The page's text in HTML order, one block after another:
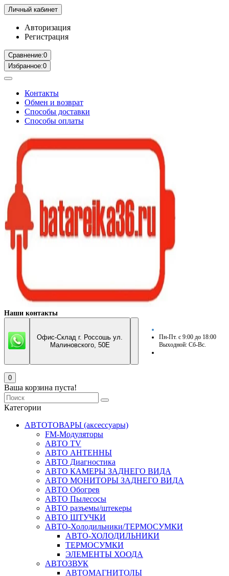
Личный кабинет
Авторизация
Регистрация
Сравнение:0
Избранное:0
Контакты
Обмен и возврат
Способы доставки
Способы оплаты
Наши контакты
Офис-Склад г. Россошь ул.
Малиновского, 50Е
Пн-Пт. с 9:00 до 18:00
Выходной: Сб-Вс.
0
Ваша корзина пуста!
Категории
АВТОТОВАРЫ (аксессуары)
FM-Модуляторы
АВТО TV
АВТО АНТЕННЫ
АВТО Диагностика
АВТО КАМЕРЫ ЗАДНЕГО ВИДА
АВТО МОНИТОРЫ ЗАДНЕГО ВИДА
АВТО Обогрев
АВТО Пылесосы
АВТО разъемы/штекеры
АВТО ШТУЧКИ
АВТО-Холодильники/ТЕРМОСУМКИ
АВТО-ХОЛОДИЛЬНИКИ
ТЕРМОСУМКИ
ЭЛЕМЕНТЫ ХООДА
АВТОЗВУК
АВТОМАГНИТОЛЫ